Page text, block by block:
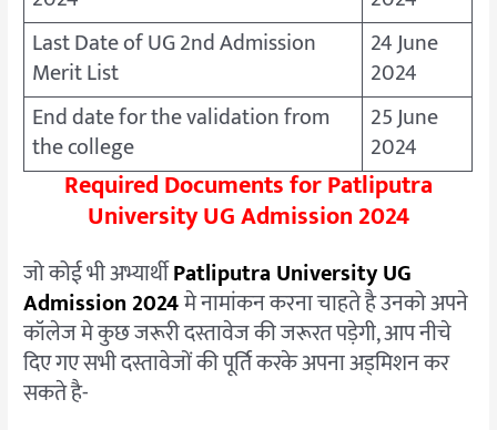
Last Date of UG 2nd Admission
Merit List
24 June
2024
End date for the validation from
the college
25 June
2024
Required Documents for Patliputra
University UG Admission 2024
जो कोई भी अभ्यार्थीPatliputra University UG
Admission 2024मे नामांकन करना चाहते है उनको अपने
कॉलेज मे कुछ जरूरी दस्तावेज की जरूरत पड़ेगी, आप नीचे
दिए गए सभी दस्तावेजों की पूर्ति करके अपना अड्मिशन कर
सकते है-